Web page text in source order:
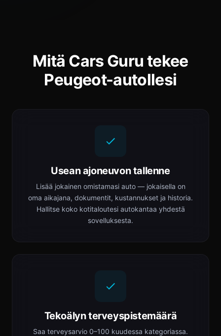
Mitä Cars Guru tekee
Peugeot-autollesi
Usean ajoneuvon tallenne
Lisää jokainen omistamasi auto — jokaisella on
oma aikajana, dokumentit, kustannukset ja historia.
Hallitse koko kotitaloutesi autokantaa yhdestä
sovelluksesta.
Tekoälyn terveyspistemäärä
Saa terveysarvio 0–100 kuudessa kategoriassa.